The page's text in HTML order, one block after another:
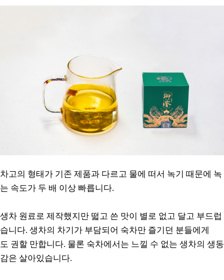
차고의 형태가 기존 제품과 다르고 물에 떠서 녹기 때문에 녹
는 속도가 두 배 이상 빠릅니다.
생차 원료로 제작했지만 떫고 쓴 맛이 별로 없고 달고 부드럽
습니다. 생차의 차기가 부담되어 숙차만 즐기던 분들에게
도 권할 만합니다. 물론 숙차에서는 느낄 수 없는 생차의 생동
감은 살아있습니다.